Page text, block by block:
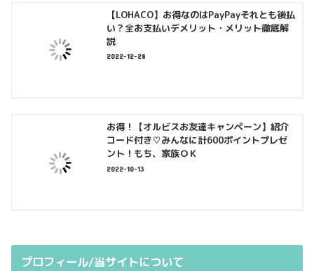
【LOHACO】お得なのはPayPayそれとも後払
い？全お支払いデメリット・メリット徹底解
説
2022-12-28
お得！【オルビスお友達キャンペーン】紹介
コード付き♡みんなに計600ポイントプレゼ
ント！もち、家族ＯＫ
2022-10-13
プロフィール/当サイトについて